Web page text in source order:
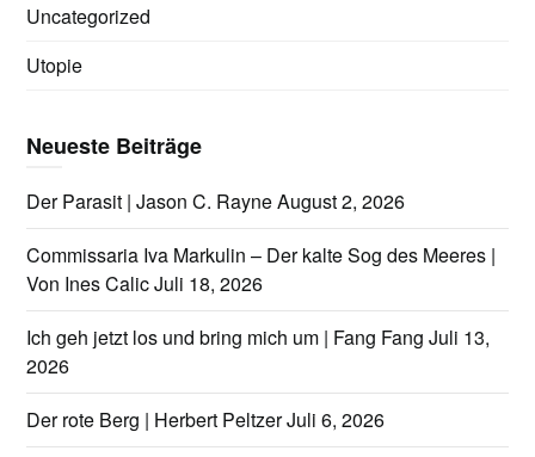
Uncategorized
Utopie
Neueste Beiträge
Der Parasit | Jason C. RayneAugust 2, 2026
Commissaria Iva Markulin – Der kalte Sog des Meeres |
Von Ines CalicJuli 18, 2026
Ich geh jetzt los und bring mich um | Fang Fang Juli 13,
2026
Der rote Berg | Herbert PeltzerJuli 6, 2026